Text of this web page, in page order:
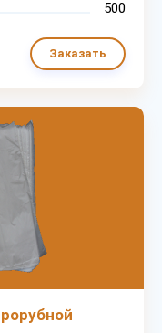
500
Заказать